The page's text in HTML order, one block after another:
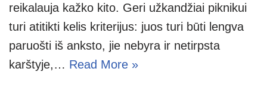
reikalauja kažko kito. Geri užkandžiai piknikui
turi atitikti kelis kriterijus: juos turi būti lengva
paruošti iš anksto, jie nebyra ir netirpsta
karštyje,… Read More »